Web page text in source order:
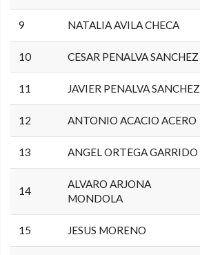
9 NATALIA AVILA CHECA
10 CESAR PENALVA SANCHEZ
11 JAVIER PENALVA SANCHEZ
12 ANTONIO ACACIO ACERO
13 ANGEL ORTEGA GARRIDO
14
ALVARO ARJONA
MONDOLA
15 JESUS MORENO